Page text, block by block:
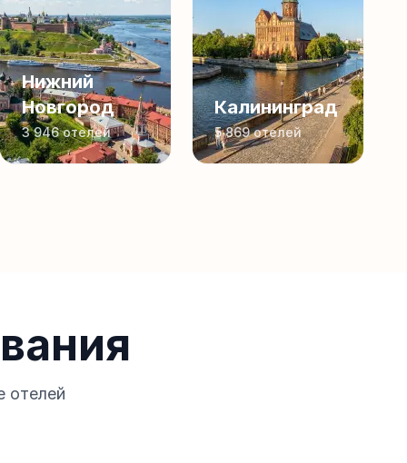
Нижний
Новгород
3 946 отелей
Калининград
5 869 отелей
отелей